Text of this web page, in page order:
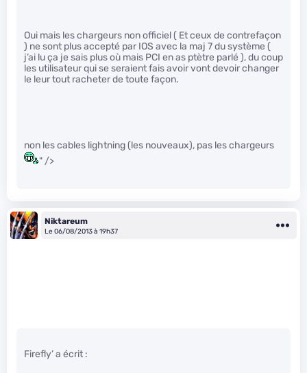
Oui mais les chargeurs non officiel ( Et ceux de contrefaçon
) ne sont plus accepté par IOS avec la maj 7 du système (
j’ai lu ça je sais plus où mais PCI en as ptètre parlé ), du coup
les utilisateur qui se seraient fais avoir vont devoir changer
le leur tout racheter de toute façon.
non les cables lightning (les nouveaux), pas les chargeurs
" />
Niktareum
Le 06/08/2013 à 19h37
Firefly’ a écrit :